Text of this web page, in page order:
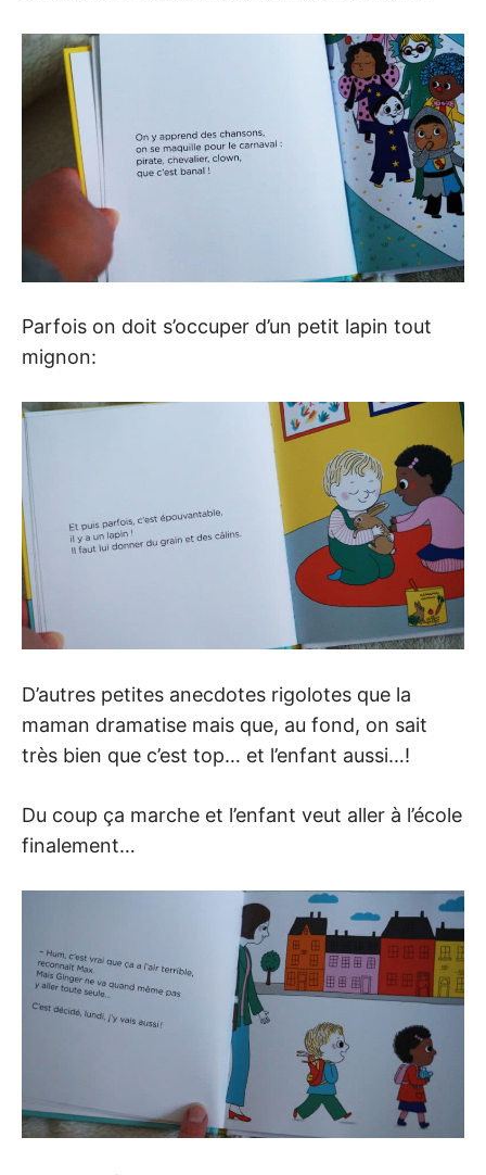
Parfois on doit s’occuper d’un petit lapin tout
mignon:
D’autres petites anecdotes rigolotes que la
maman dramatise mais que, au fond, on sait
très bien que c’est top… et l’enfant aussi…!
Du coup ça marche et l’enfant veut aller à l’école
finalement…